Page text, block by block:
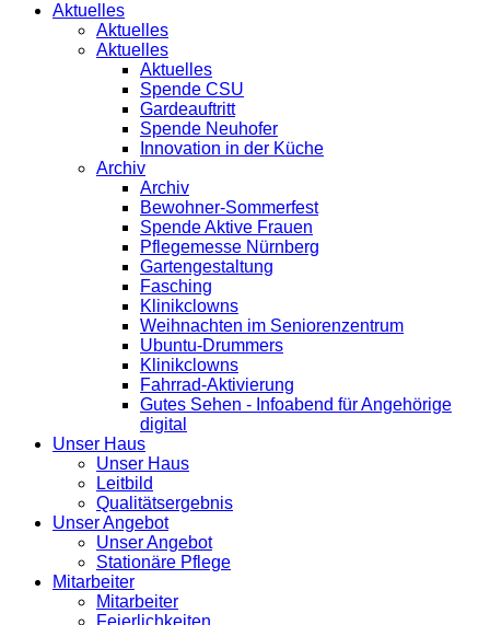
Aktuelles
Aktuelles
Aktuelles
Aktuelles
Spende CSU
Gardeauftritt
Spende Neuhofer
Innovation in der Küche
Archiv
Archiv
Bewohner-Sommerfest
Spende Aktive Frauen
Pflegemesse Nürnberg
Gartengestaltung
Fasching
Klinikclowns
Weihnachten im Seniorenzentrum
Ubuntu-Drummers
Klinikclowns
Fahrrad-Aktivierung
Gutes Sehen - Infoabend für Angehörige
digital
Unser Haus
Unser Haus
Leitbild
Qualitätsergebnis
Unser Angebot
Unser Angebot
Stationäre Pflege
Mitarbeiter
Mitarbeiter
Feierlichkeiten